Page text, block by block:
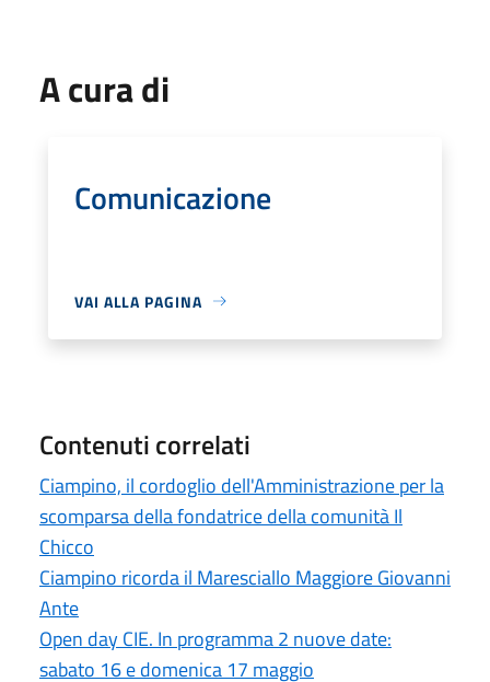
A cura di
Comunicazione
VAI ALLA PAGINA
Contenuti correlati
Ciampino, il cordoglio dell'Amministrazione per la
scomparsa della fondatrice della comunità Il
Chicco
Ciampino ricorda il Maresciallo Maggiore Giovanni
Ante
Open day CIE. In programma 2 nuove date:
sabato 16 e domenica 17 maggio